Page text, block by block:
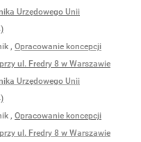
Urzędowego Unii
, Opracowanie koncepcji
ul. Fredry 8 w Warszawie
Urzędowego Unii
, Opracowanie koncepcji
ul. Fredry 8 w Warszawie